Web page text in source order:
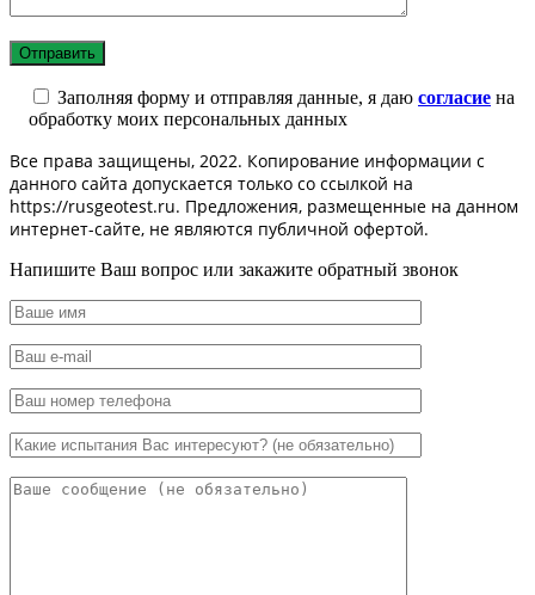
Заполняя форму и отправляя данные, я даю согласие на
обработку моих персональных данных
Все права защищены, 2022. Копирование информации с
данного сайта допускается только со ссылкой на
https://rusgeotest.ru. Предложения, размещенные на данном
интернет-сайте, не являются публичной офертой.
Напишите Ваш вопрос или закажите обратный звонок